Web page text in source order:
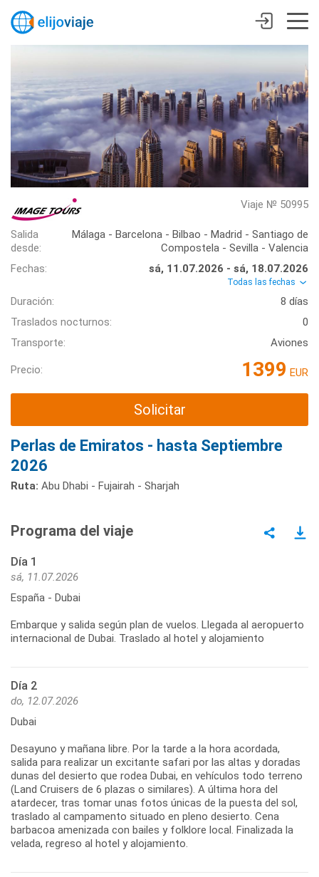
Viaje № 50995
Salida
desde:
Málaga - Barcelona - Bilbao - Madrid - Santiago de
Compostela - Sevilla - Valencia
Fechas:
sá, 11.07.2026 - sá, 18.07.2026
Todas las fechas
Duración:
8 días
Traslados nocturnos:
0
Transporte:
Aviones
Precio: 1399 EUR
Solicitar
Perlas de Emiratos - hasta Septiembre
2026
Ruta: Abu Dhabi - Fujairah - Sharjah
Programa del viaje
Día 1
sá, 11.07.2026
España - Dubai
Embarque y salida según plan de vuelos. Llegada al aeropuerto
internacional de Dubai. Traslado al hotel y alojamiento
Día 2
do, 12.07.2026
Dubai
Desayuno y mañana libre. Por la tarde a la hora acordada,
salida para realizar un excitante safari por las altas y doradas
dunas del desierto que rodea Dubai, en vehículos todo terreno
(Land Cruisers de 6 plazas o similares). A última hora del
atardecer, tras tomar unas fotos únicas de la puesta del sol,
traslado al campamento situado en pleno desierto. Cena
barbacoa amenizada con bailes y folklore local. Finalizada la
velada, regreso al hotel y alojamiento.